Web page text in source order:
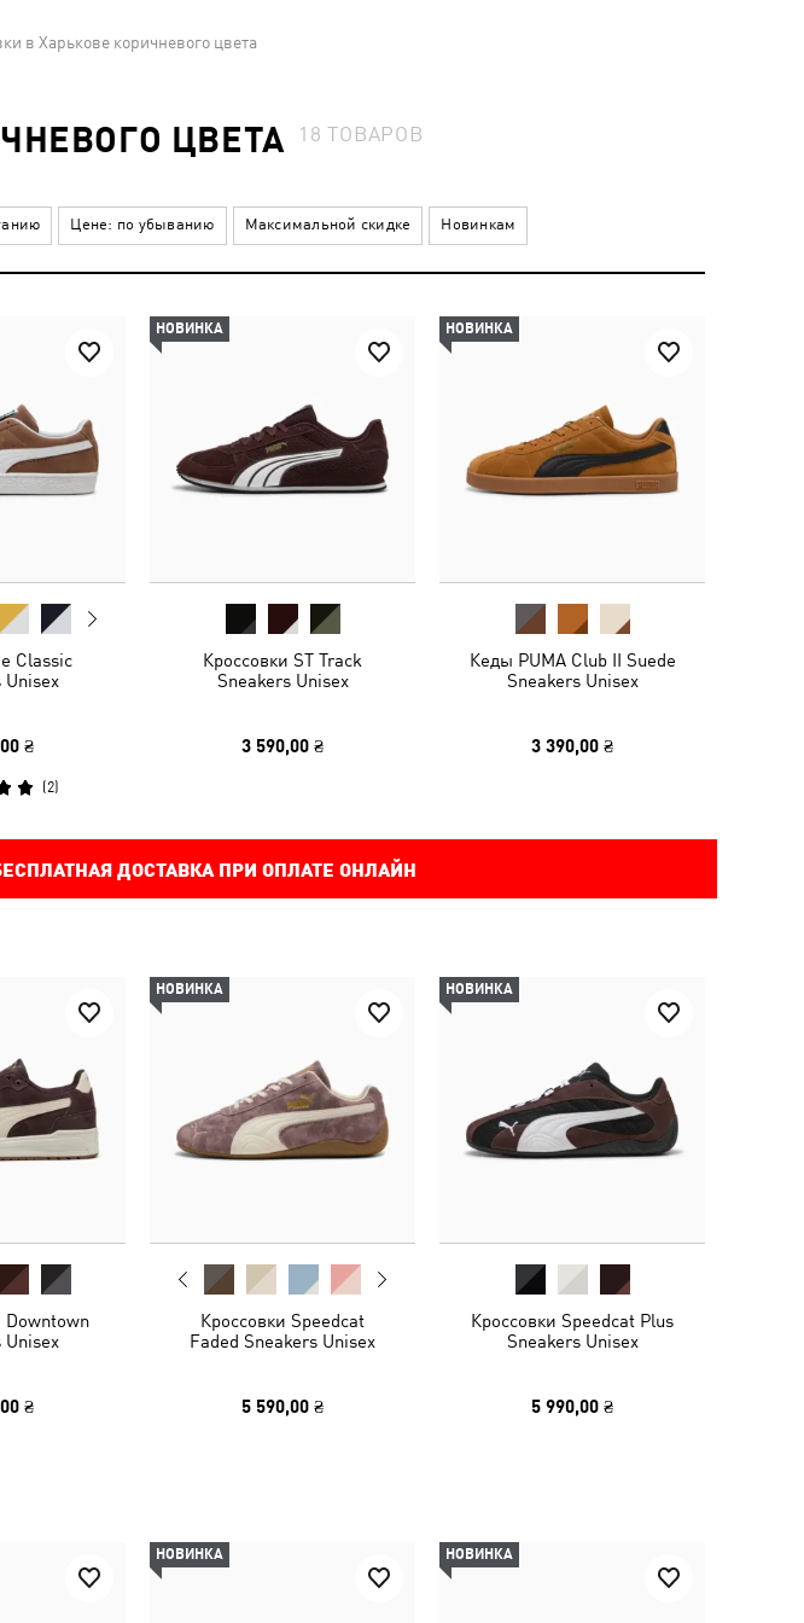
в Харькове коричневого цвета
ЦВЕТА 18ТОВАРОВ
Цене: по убыванию Максимальной скидке Новинкам
Classic
Unisex
₴
(2)
НОВИНКА
Кроссовки ST Track
Sneakers Unisex
3 590,00 ₴
НОВИНКА
Кеды PUMA Club II Suede
Sneakers Unisex
3 390,00 ₴
ДОСТАВКА ПРИ ОПЛАТЕ ОНЛАЙН
Unisex
₴
НОВИНКА
Кроссовки Speedcat
Faded Sneakers Unisex
5 590,00 ₴
НОВИНКА
Кроссовки Speedcat Plus
Sneakers Unisex
5 990,00 ₴
НОВИНКА НОВИНКА